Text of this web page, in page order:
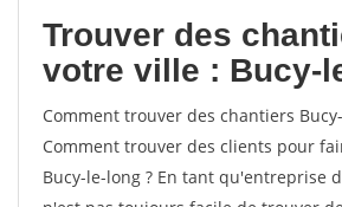
Trouver des
votre ville : Bucy-
Comment trouver des chantiers
Comment trouver des clients pour
Bucy-le-long ? En tant qu'entreprise